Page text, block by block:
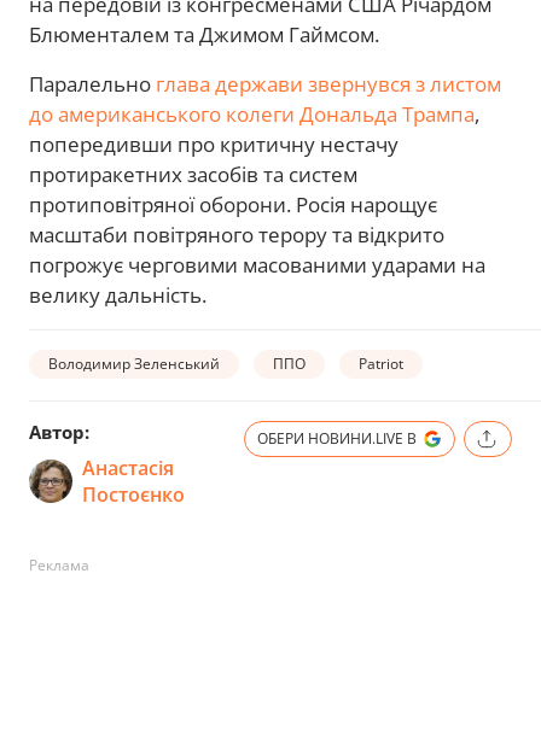
Блюменталем та Джимом Гаймсом.
Паралельно глава держави звернувся з листом
до американського колеги Дональда Трампа,
попередивши про критичну нестачу
протиракетних засобів та систем
протиповітряної оборони. Росія нарощує
масштаби повітряного терору та відкрито
погрожує черговими масованими ударами на
велику дальність.
Володимир Зеленський ППО Patriot
Автор:
Анастасія
Постоєнко
ОБЕРИ НОВИНИ.LIVE В
Реклама